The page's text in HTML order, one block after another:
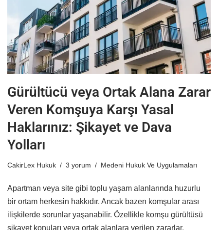
Gürültücü veya Ortak Alana Zarar
Veren Komşuya Karşı Yasal
Haklarınız: Şikayet ve Dava
Yolları
CakirLex Hukuk 3 yorum Medeni Hukuk Ve Uygulamaları
Apartman veya site gibi toplu yaşam alanlarında huzurlu
bir ortam herkesin hakkıdır. Ancak bazen komşular arası
ilişkilerde sorunlar yaşanabilir. Özellikle komşu gürültüsü
şikayet konuları veya ortak alanlara verilen zararlar,